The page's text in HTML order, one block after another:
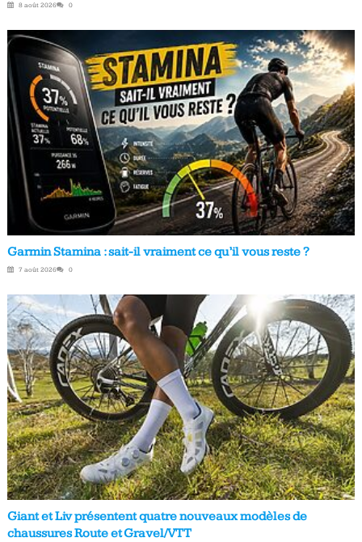
8 août 2026 0
Garmin Stamina : sait-il vraiment ce qu’il vous reste ?
7 août 2026 0
Giant et Liv présentent quatre nouveaux modèles de
chaussures Route et Gravel/VTT